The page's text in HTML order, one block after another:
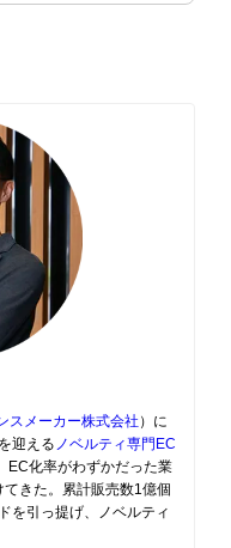
スメーカー株式会社 ）に
迎える ノベルティ専門EC
EC化率がわずかだった業
きた。累計販売数1億個
を引っ提げ、ノベルティ